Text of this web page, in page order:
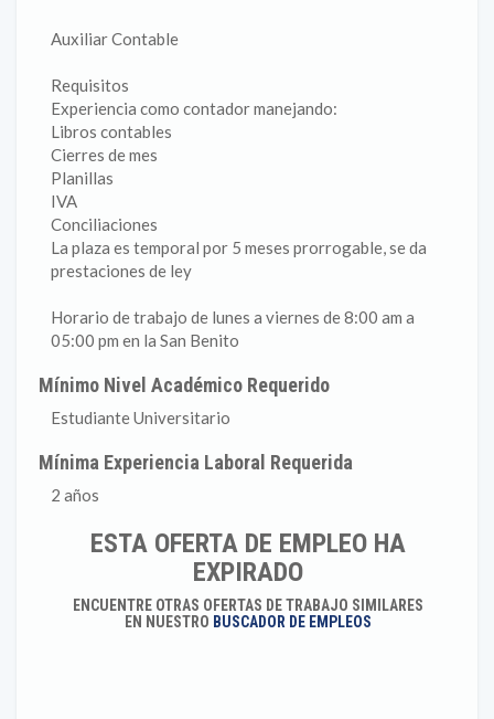
Auxiliar Contable
Requisitos
Experiencia como contador manejando:
Libros contables
Cierres de mes
Planillas
IVA
Conciliaciones
La plaza es temporal por 5 meses prorrogable, se da
prestaciones de ley
Horario de trabajo de lunes a viernes de 8:00 am a
05:00 pm en la San Benito
Mínimo Nivel Académico Requerido
Estudiante Universitario
Mínima Experiencia Laboral Requerida
2 años
ESTA OFERTA DE EMPLEO HA
EXPIRADO
ENCUENTRE OTRAS OFERTAS DE TRABAJO SIMILARES
EN NUESTRO BUSCADOR DE EMPLEOS